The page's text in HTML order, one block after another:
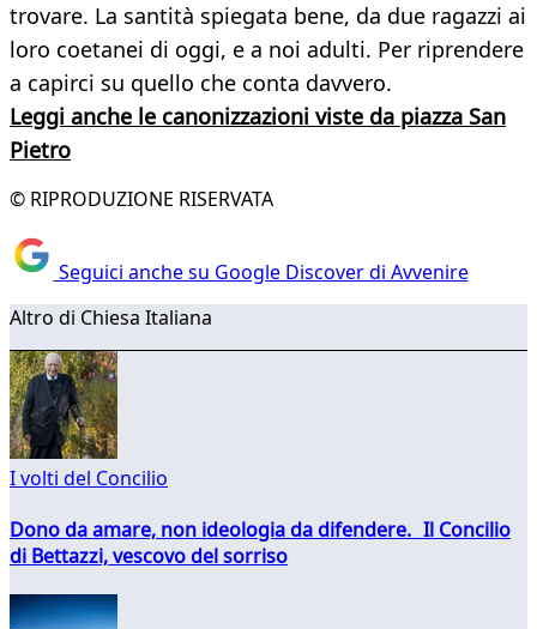
trovare. La santità spiegata bene, da due ragazzi ai
loro coetanei di oggi, e a noi adulti. Per riprendere
a capirci su quello che conta davvero.
Leggi anche le canonizzazioni viste da piazza San
Pietro
© RIPRODUZIONE RISERVATA
Seguici anche su Google Discover di Avvenire
Altro di Chiesa Italiana
I volti del Concilio
Dono da amare, non ideologia da difendere. Il Concilio
di Bettazzi, vescovo del sorriso